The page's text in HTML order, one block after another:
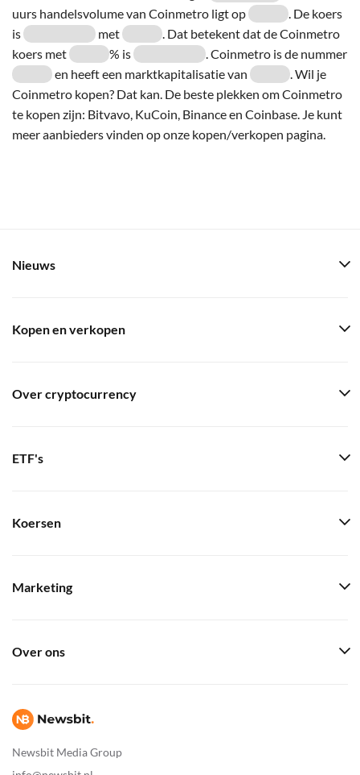
uurs handelsvolume van Coinmetro ligt op
. De koers
is
met
. Dat betekent dat de Coinmetro
koers met
% is
. Coinmetro is de nummer
en heeft een marktkapitalisatie van
. Wil je
Coinmetro kopen? Dat kan. De beste plekken om Coinmetro
te kopen zijn: Bitvavo, KuCoin, Binance en Coinbase. Je kunt
meer aanbieders vinden op onze kopen/verkopen pagina.
Newsbit Media Group
Nieuws
Kopen en verkopen
Over cryptocurrency
ETF's
Koersen
Marketing
Over ons